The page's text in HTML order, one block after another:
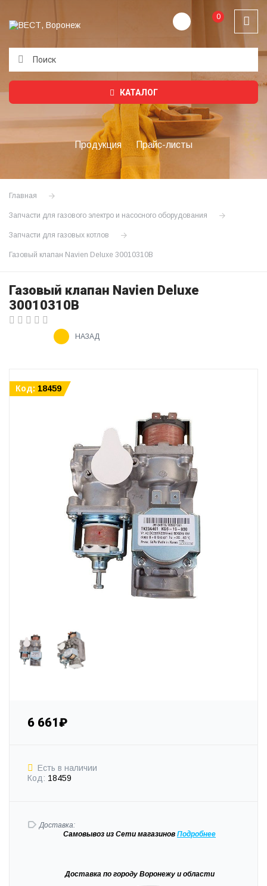
0
КАТАЛОГ
Продукция Прайс-листы
Главная
Запчасти для газового электро и насосного оборудования
Запчасти для газовых котлов
Газовый клапан Navien Deluxe 30010310B
Газовый клапан Navien Deluxe
30010310B
НАЗАД
Код: 18459
6 661₽
Есть в наличии
Код: 18459
Доставка:
Самовывоз из Сети магазинов Подробнее
Доставка по городу Воронежу и области